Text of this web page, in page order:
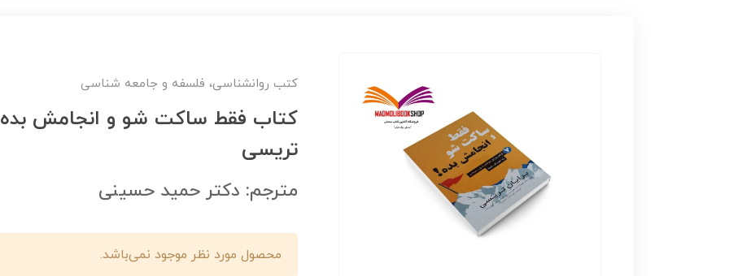
کتب روانشناسی، فلسفه و جامعه شناسی
کتاب فقط ساکت شو و انجامش بده
تریسی
مترجم: دکتر حمید حسینی
محصول مورد نظر موجود نمی‌باشد.